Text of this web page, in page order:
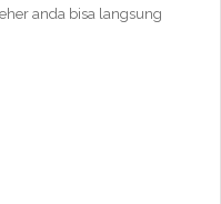
anda bisa langsung